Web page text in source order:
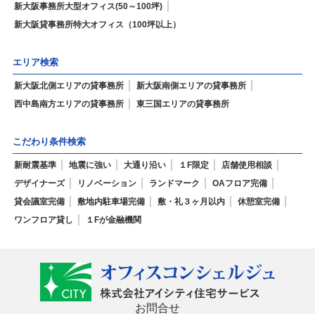
新大阪事務所大型オフィス(50～100坪)
新大阪貸事務所特大オフィス（100坪以上）
エリア検索
新大阪北側エリアの貸事務所
新大阪南側エリアの貸事務所
西中島南方エリアの貸事務所
東三国エリアの貸事務所
こだわり条件検索
新耐震基準 地震に強い 大通り沿い １F限定
店舗使用相談
デザイナーズ
リノベーション ランドマーク
OAフロア完備
貸会議室完備
敷地内駐車場完備 敷・礼３ヶ月以内
休憩室完備
ワンフロア貸し
１Fが金融機関
お問合せ